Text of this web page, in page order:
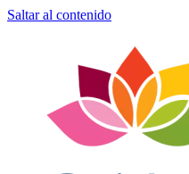
Saltar al contenido